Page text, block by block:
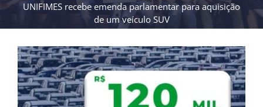
UNIFIMES recebe emenda parlamentar para aquisição
de um veículo SUV
View
Larger
Image